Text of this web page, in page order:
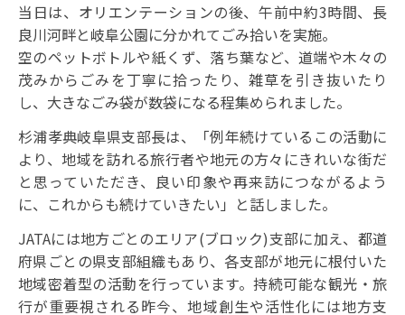
当日は、オリエンテーションの後、午前中約3時間、長
良川河畔と岐阜公園に分かれてごみ拾いを実施。
空のペットボトルや紙くず、落ち葉など、道端や木々の
茂みからごみを丁寧に拾ったり、雑草を引き抜いたり
し、大きなごみ袋が数袋になる程集められました。
杉浦孝典岐阜県支部長は、「例年続けているこの活動に
より、地域を訪れる旅行者や地元の方々にきれいな街だ
と思っていただき、良い印象や再来訪につながるよう
に、これからも続けていきたい」と話しました。
JATAには地方ごとのエリア(ブロック)支部に加え、都道
府県ごとの県支部組織もあり、各支部が地元に根付いた
地域密着型の活動を行っています。持続可能な観光・旅
行が重要視される昨今、地域創生や活性化には地方支